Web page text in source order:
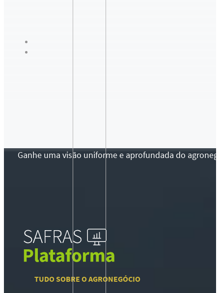
Ganhe uma visão uniforme e aprofundada do
TUDO SOBRE O AGRONEGÓCIO